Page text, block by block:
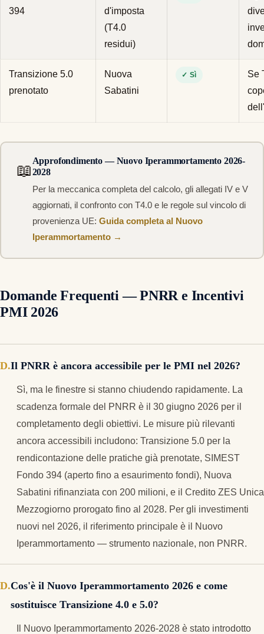
394
d'imposta
(T4.0
residui)
Transizione 5.0
prenotato
Nuova
Sabatini
✓ Sì
Se
📖
Approfondimento — Nuovo Iperammortamento 2026-
2028
Per la meccanica completa del calcolo, gli allegati IV e V
aggiornati, il confronto con T4.0 e le regole sul vincolo di
provenienza UE: Guida completa al Nuovo
Iperammortamento →
Domande Frequenti — PNRR e Incentivi
PMI 2026
Il PNRR è ancora accessibile per le PMI nel 2026?
Sì, ma le finestre si stanno chiudendo rapidamente. La
scadenza formale del PNRR è il 30 giugno 2026 per il
completamento degli obiettivi. Le misure più rilevanti
ancora accessibili includono: Transizione 5.0 per la
rendicontazione delle pratiche già prenotate, SIMEST
Fondo 394 (aperto fino a esaurimento fondi), Nuova
Sabatini rifinanziata con 200 milioni, e il Credito ZES Unica
Mezzogiorno prorogato fino al 2028. Per gli investimenti
nuovi nel 2026, il riferimento principale è il Nuovo
Iperammortamento — strumento nazionale, non PNRR.
Cos'è il Nuovo Iperammortamento 2026 e come
sostituisce Transizione 4.0 e 5.0?
Il Nuovo Iperammortamento 2026-2028 è stato introdotto